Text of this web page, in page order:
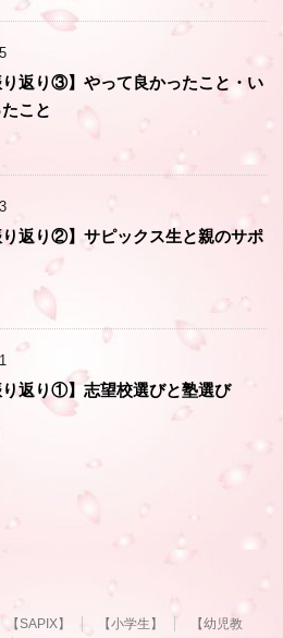
り返り③】やって良かったこと・い
こと
り返り②】サピックス生と親のサポ
り返り①】志望校選びと塾選び
【SAPIX】 【小学生】
【幼児教